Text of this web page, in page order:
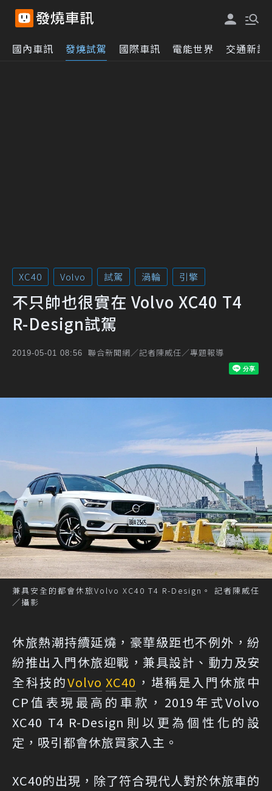
國內車訊 發燒試駕 國際車訊 電能世界 交通新訊
XC40 Volvo 試駕 渦輪 引擎
不只帥也很實在 Volvo XC40 T4
R-Design試駕
2019-05-01 08:56 聯合新聞網／記者陳威任／專題報導
兼具安全的都會休旅Volvo XC40 T4 R-Design。 記者陳威任
／攝影
休旅熱潮持續延燒，豪華級距也不例外，紛
紛推出入門休旅迎戰，兼具設計、動力及安
全科技的Volvo XC40 ，堪稱是入門休旅中
CP值表現最高的車款，2019年式Volvo
XC40 T4 R-Design則以更為個性化的設
定，吸引都會休旅買家入主。
XC40的出現，除了符合現代人對於休旅車的